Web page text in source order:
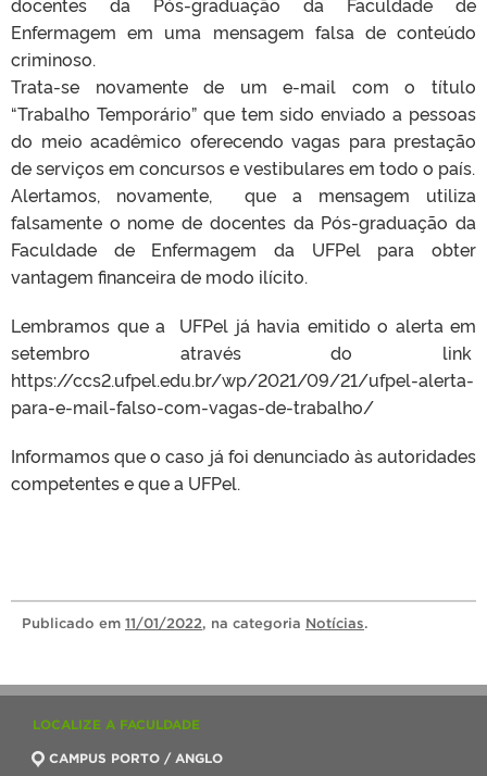
Enfermagem em uma mensagem falsa de conteúdo
criminoso.
Trata-se novamente de um e-mail com o título
“Trabalho Temporário” que tem sido enviado a pessoas
do meio acadêmico oferecendo vagas para prestação
de serviços em concursos e vestibulares em todo o país.
Alertamos, novamente, que a mensagem utiliza
falsamente o nome de docentes da Pós-graduação da
Faculdade de Enfermagem da UFPel para obter
vantagem financeira de modo ilícito.
Lembramos que a UFPel já havia emitido o alerta em
setembro através do link
https://ccs2.ufpel.edu.br/wp/2021/09/21/ufpel-alerta-
para-e-mail-falso-com-vagas-de-trabalho/
Informamos que o caso já foi denunciado às autoridades
competentes e que a UFPel.
Publicado em 11/01/2022, na categoria Notícias.
LOCALIZE A FACULDADE
CAMPUS PORTO / ANGLO